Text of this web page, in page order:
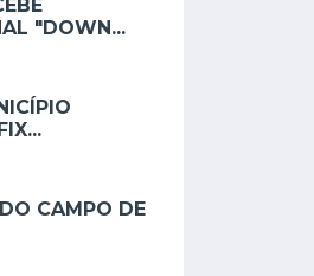
"DOWN...
CAMPO DE